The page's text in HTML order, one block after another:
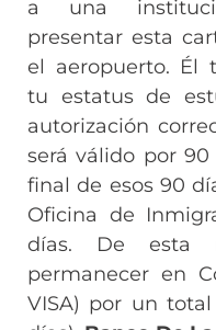
a una
presentar esta
el aeropuerto. Él
tu estatus de
autorización
será válido por
final de esos 90
Oficina de
días. De esta
permanecer en
VISA) por un